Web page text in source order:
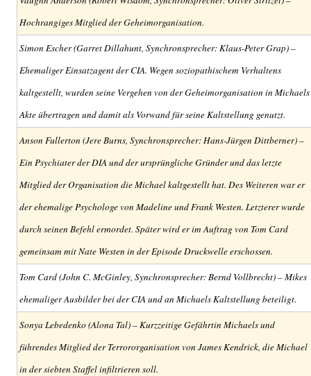
Hochrangiges Mitglied der Geheimorganisation.
Simon Escher (Garret Dillahunt, Synchronsprecher: Klaus-Peter Grap) –
Ehemaliger Einsatzagent der CIA. Wegen soziopathischem Verhaltens
kaltgestellt, wurden seine Vergehen von der Geheimorganisation in Michaels
Akte übertragen und damit als Vorwand für seine Kaltstellung genutzt.
Anson Fullerton (Jere Burns, Synchronsprecher: Hans-Jürgen Dittberner) –
Ein Psychiater der DIA und der ursprüngliche Gründer und das letzte
Mitglied der Organisation die Michael kaltgestellt hat. Des Weiteren war er
der ehemalige Psychologe von Madeline und Frank Westen. Letzterer wurde
durch seinen Befehl ermordet. Später wird er im Auftrag von Tom Card
gemeinsam mit Nate Westen in der Episode Druckwelle erschossen.
Tom Card (John C. McGinley, Synchronsprecher: Bernd Vollbrecht) – Mikes
ehemaliger Ausbilder bei der CIA und an Michaels Kaltstellung beteiligt.
Sonya Lebedenko (Alona Tal) – Kurzzeitige Gefährtin Michaels und
führendes Mitglied der Terrororganisation von James Kendrick, die Michael
in der siebten Staffel infiltrieren soll.